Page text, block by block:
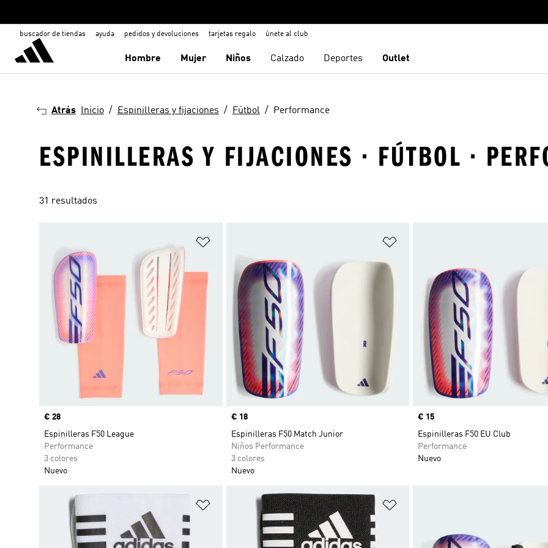
buscador de tiendas ayuda pedidos y devoluciones tarjetas regalo únete al club
Hombre Mujer Niños Calzado Deportes Outlet
Atrás Inicio Espinilleras y fijaciones Fútbol Performance
ESPINILLERAS Y FIJACIONES · FÚTBOL ·
31 resultados
Precio
€ 28
Espinilleras F50 League
Performance
3 colores
Nuevo
Precio
€ 18
Espinilleras F50 Match Junior
Niños Performance
3 colores
Nuevo
Precio
€ 15
Espinilleras F50 EU Club
Performance
Nuevo
Añadir a la lista de deseos